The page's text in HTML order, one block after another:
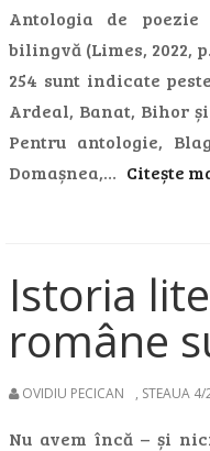
Antologia de
bilingvă (Limes, 2022,
254 sunt indicate
Ardeal, Banat, Bihor
Pentru antologie,
Domașnea,… Citește
Istoria
române
OVIDIU PECICAN , STEAUA
Nu avem încă – și